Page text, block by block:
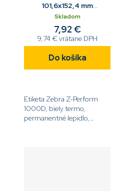
101,6x152,4 mm
(0,11tis/roll,d.1,9) Z-
Perform 1000D biela
Skladom
9,74 € vrátane DPH
7,92 €
Do košíka
Etiketa Zebra Z-Perform
1000D, biely termo,
permanentné lepidlo,